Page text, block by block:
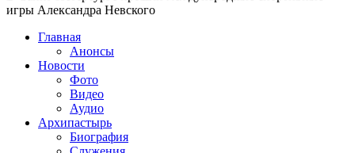
игры Александра Невского
Главная
Анонсы
Новости
Фото
Видео
Аудио
Архипастырь
Биография